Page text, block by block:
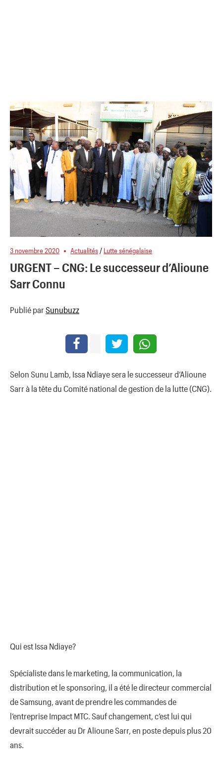
3 novembre 2020 Actualités / Lutte sénégalaise
URGENT – CNG: Le successeur d’Alioune
Sarr Connu
Publié par Sunubuzz
Selon Sunu Lamb, Issa Ndiaye sera le successeur d’Alioune
Sarr à la tête du Comité national de gestion de la lutte (CNG).
Qui est Issa Ndiaye?
Spécialiste dans le marketing, la communication, la
distribution et le sponsoring, il a été le directeur commercial
de Samsung, avant de prendre les commandes de
l’entreprise Impact MTC. Sauf changement, c’est lui qui
devrait succéder au Dr Alioune Sarr, en poste depuis plus 20
ans.